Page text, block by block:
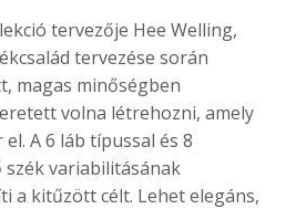
tervezője Hee Welling,
tervezése során
magas minőségben
volna létrehozni, amely
A 6 láb típussal és 8
variabilitásának
a kitűzött célt. Lehet elegáns,